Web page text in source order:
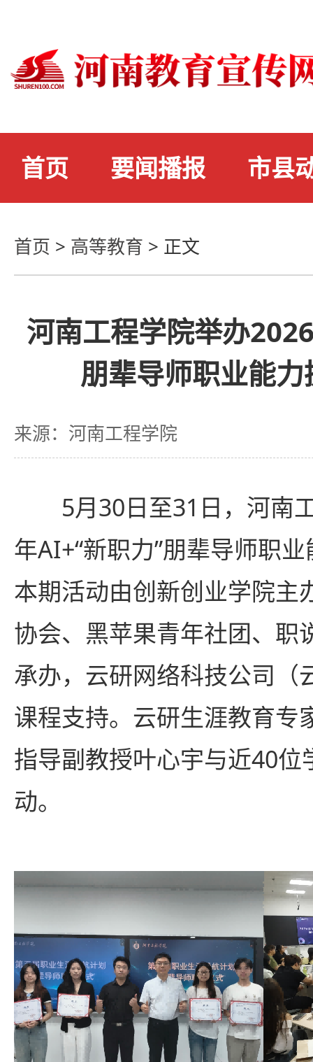
首页 要闻播报 市县
首页 > 高等教育 > 正文
河南工程学院举办
朋辈导师职业能
来源：河南工程学院
5月30日至31日，河南
年AI+“新职力”朋辈导师职
本期活动由创新创业学院主
协会、黑苹果青年社团、职
承办，云研网络科技公司（
课程支持。云研生涯教育专
指导副教授叶心宇与近40位
动。